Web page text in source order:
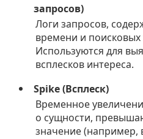
запросов)
Логи запросов,
времени и поисковых
Используются для
всплесков интереса.
Spike (Всплеск)
Временное
о сущности,
значение (например,